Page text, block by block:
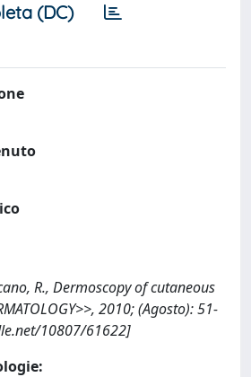
(DC)
R., Dermoscopy of cutaneous
2010; (Agosto): 51-
10807/61622]